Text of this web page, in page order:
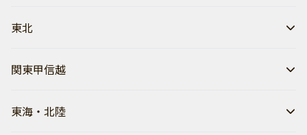
東北
関東甲信越
東海・北陸